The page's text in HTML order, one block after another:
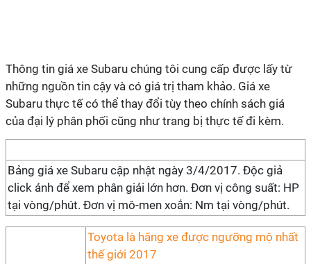
Thông tin giá xe Subaru chúng tôi cung cấp được lấy từ
những nguồn tin cậy và có giá trị tham khảo. Giá xe
Subaru thực tế có thể thay đổi tùy theo chính sách giá
của đại lý phân phối cũng như trang bị thực tế đi kèm.
Bảng giá xe Subaru cập nhật ngày 3/4/2017. Độc giả
click ảnh để xem phân giải lớn hơn. Đơn vị công suất: HP
tại vòng/phút. Đơn vị mô-men xoắn: Nm tại vòng/phút.
Toyota là hãng xe được ngưỡng mộ nhất
thế giới 2017